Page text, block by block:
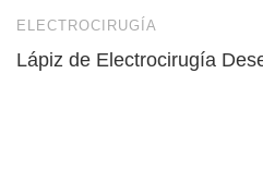
ELECTROCIRUGÍA
Lápiz de Electrocirugía